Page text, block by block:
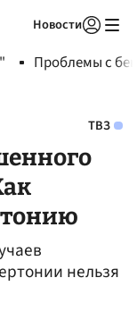
Новости
Проблемы с
ТВЗ
нельзя